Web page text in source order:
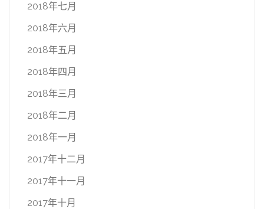
2018年七月
2018年六月
2018年五月
2018年四月
2018年三月
2018年二月
2018年一月
2017年十二月
2017年十一月
2017年十月